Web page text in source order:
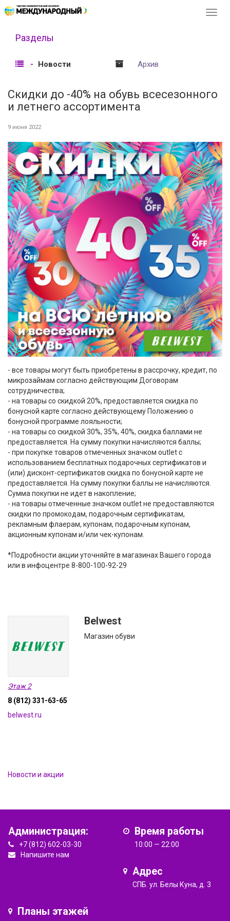
Разделы
Новости Архив
Скидки до -40% на обувь всесезонного
и летнего ассортимента
9 июня 2022
- все товары могут быть приобретены в рассрочку, кредит, по
микрозаймам согласно действующим Договорам
сотрудничества;
- на товары со скидкой 20%, предоставляется скидка по
бонусной карте согласно действующему Положению о
бонусной программе лояльности;
- на товары со скидкой 30%, 35%, 40%, скидка баллами не
предоставляется. На сумму покупки начисляются баллы;
- при покупке товаров отмеченных значком outlet с
использованием бесплатных подарочных сертификатов и
(или) дисконт-сертификатов скидка по бонусной карте не
предоставляется. На сумму покупки баллы не начисляются.
Сумма покупки не идет в накопление;
- на товары отмеченные значком outlet не предоставляются
скидки по промокодам, подарочным сертификатам,
рекламным флаерам, купонам, подарочным купонам,
акционным купонам и/или чек-купонам.
*Подробности акции уточняйте в магазинах Вашего города
или в инфоцентре 8-800-100-92-29
Belwest
Магазин обуви
Этаж 2
8 (812) 331-63-65
belwest.ru
Новости и акции
Администрация:
+7 (812) 602-03-30
Напишите нам
Время работы
10:00 — 22:00
Адрес
СПБ. ул. Белы Куна, д. 3
Планы этажей